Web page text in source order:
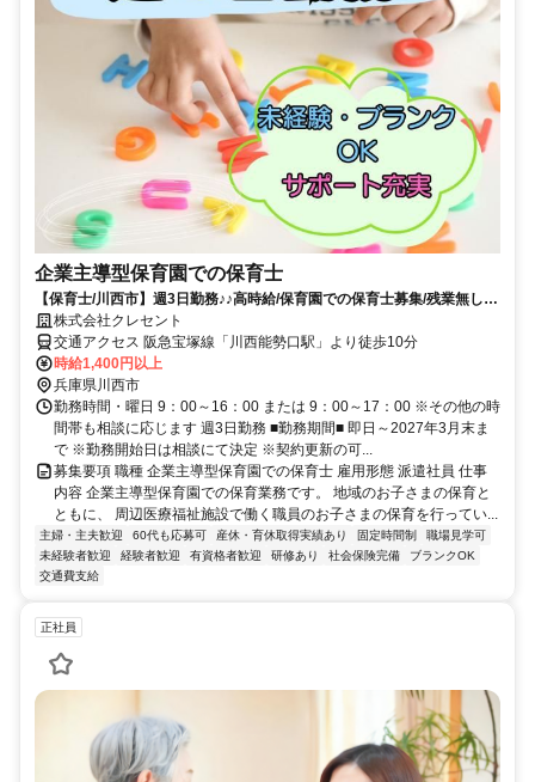
企業主導型保育園での保育士
【保育士/川西市】週3日勤務♪♪高時給/保育園での保育士募集/残業無し☆
彡 株式会社クレセント
交通アクセス 阪急宝塚線「川西能勢口駅」より徒歩10分
時給1,400円以上
兵庫県川西市
勤務時間・曜日 9：00～16：00 または 9：00～17：00 ※その他の時
間帯も相談に応じます 週3日勤務 ■勤務期間■ 即日～2027年3月末ま
で ※勤務開始日は相談にて決定 ※契約更新の可...
募集要項 職種 企業主導型保育園での保育士 雇用形態 派遣社員 仕事
内容 企業主導型保育園での保育業務です。 地域のお子さまの保育と
ともに、 周辺医療福祉施設で働く職員のお子さまの保育を行ってい...
主婦・主夫歓迎 60代も応募可 産休・育休取得実績あり 固定時間制
職場見学可
未経験者歓迎
経験者歓迎 有資格者歓迎 研修あり 社会保険完備
ブランクOK
交通費支給
正社員